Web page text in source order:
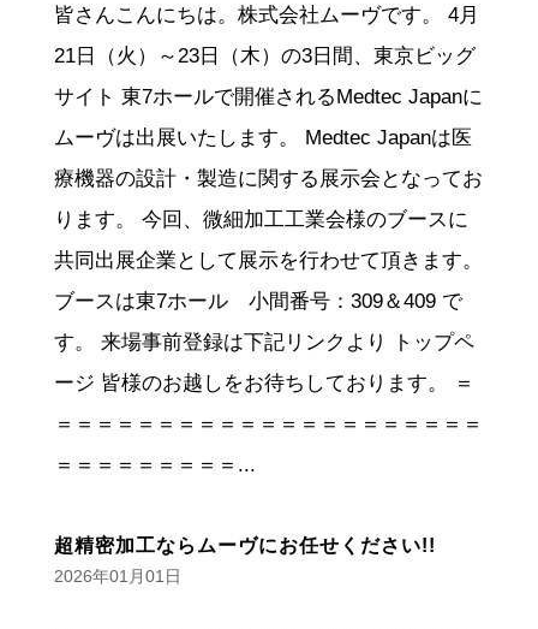
皆さんこんにちは。株式会社ムーヴです。 4月
21日（火）～23日（木）の3日間、東京ビッグ
サイト 東7ホールで開催されるMedtec Japanに
ムーヴは出展いたします。 Medtec Japanは医
療機器の設計・製造に関する展示会となってお
ります。 今回、微細加工工業会様のブースに
共同出展企業として展示を行わせて頂きます。
ブースは東7ホール 小間番号：309＆409 で
す。 来場事前登録は下記リンクより トップペ
ージ 皆様のお越しをお待ちしております。 ＝
＝＝＝＝＝＝＝＝＝＝＝＝＝＝＝＝＝＝＝＝＝
＝＝＝＝＝＝＝＝＝...
超精密加工ならムーヴにお任せください!!
2026年01月01日